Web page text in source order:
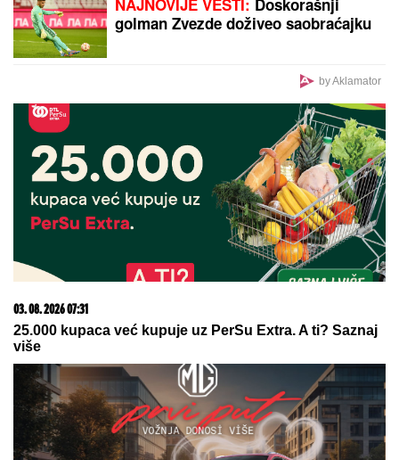
"PORODICI SAM PORUČILA - NE ŽELIM DA
UMREM"Voditeljka o najvećoj intimi: "Doktori su
odmah zakazali operaciju kad su shvatili stanje
stvari", ovo je samo jednom pričala